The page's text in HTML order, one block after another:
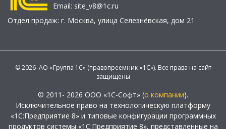
Email: site_v8@1c.ru
Отдел продаж: г. Москва, улица Селезнёвская, дом 21
© 2026 АО «Группа 1С» (правопреемник «1С»). Все права на сайт
защищены
© 2011- 2026 ООО «1С-Софт» (о компании).
Исключительное право на технологическую платформу
«1С:Предприятие 8» и типовые конфигурации программных
продуктов системы «1С:Предприятие 8», представленные на